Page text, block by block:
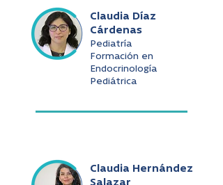
Claudia Díaz
Cárdenas
Pediatría
Formación en
Endocrinología
Pediátrica
Claudia Hernández